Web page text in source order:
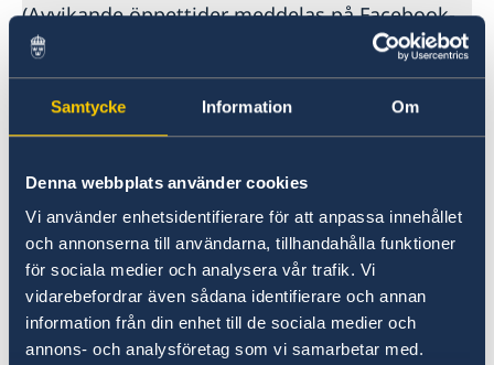
Samtycke Information Om
Denna webbplats använder cookies
Vi använder enhetsidentifierare för att anpassa innehållet
och annonserna till användarna, tillhandahålla funktioner
för sociala medier och analysera vår trafik. Vi
vidarebefordrar även sådana identifierare och annan
information från din enhet till de sociala medier och
annons- och analysföretag som vi samarbetar med.
(Avvikande öppettider meddelas på Facebook-
sidan "Sweden in Taiwan").
För övriga konsulära ärenden krävs tidsbokning
via e-post:
engelska).
Senast uppdaterad 02 maj 2025
Konsulära nyheter